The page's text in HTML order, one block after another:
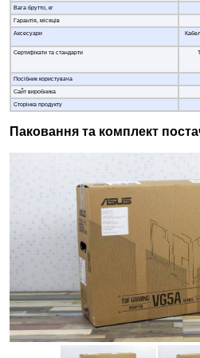
Вага брутто, кг
Гарантія, місяців
Аксесуари
Сертифікати та стандарти
Посібник користувача
Сайт виробника
Сторінка продукту
Паковання та комплект